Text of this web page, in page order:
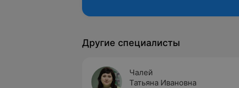
Другие специалисты
Чалей
Татьяна Ивановна